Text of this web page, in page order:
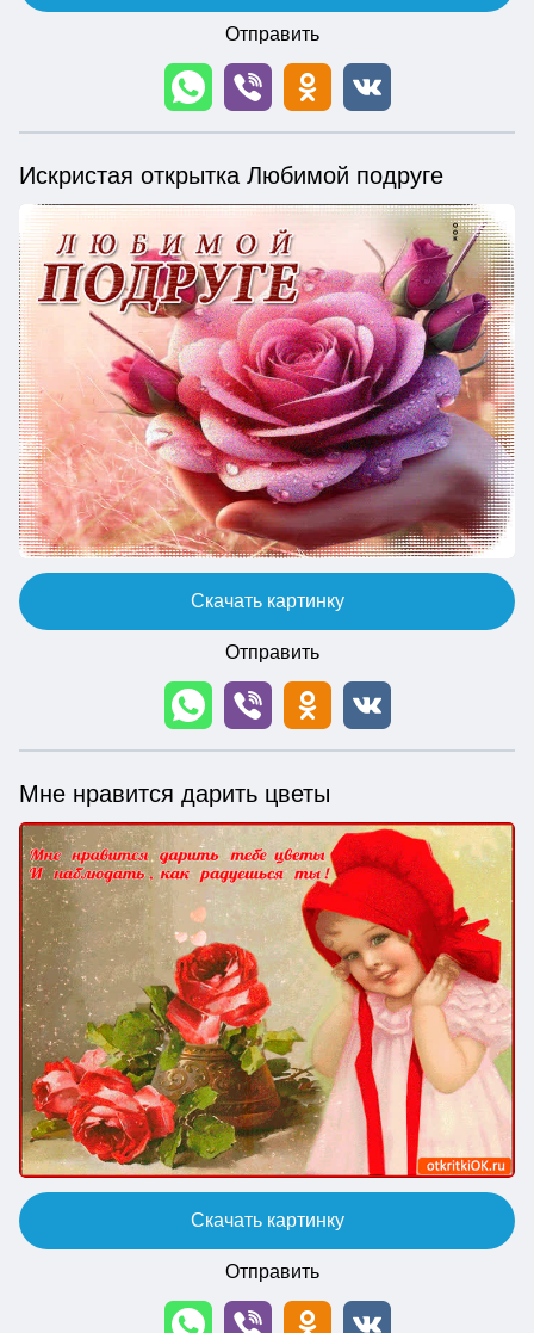
Отправить
Искристая открытка Любимой подруге
Скачать картинку
Отправить
Мне нравится дарить цветы
Скачать картинку
Отправить